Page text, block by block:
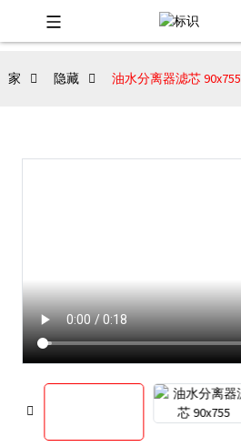
家 隐藏 油水分离器滤芯 90x755